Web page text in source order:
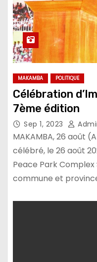
MAKAMBA POLITIQUE
Célébration
7ème édition
Sep 1, 2023
MAKAMBA, 26 août
célébré, le 26 août
Peace Park
commune et